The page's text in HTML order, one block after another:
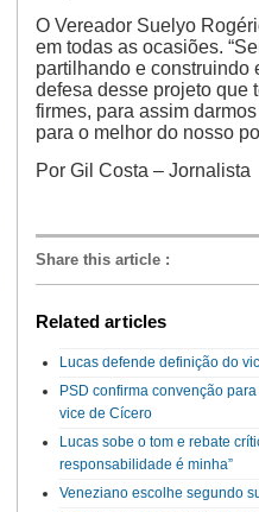
O Vereador Suelyo
em todas as ocasiões.
partilhando e construindo
defesa desse projeto que
firmes, para assim
para o melhor do nosso
Por Gil Costa – Jornalista
Share this article :
Related articles
Lucas defende definição do
PSD confirma convenção
vice de Cícero
Lucas sobe o tom e rebate
responsabilidade é minha”
Veneziano escolhe segundo